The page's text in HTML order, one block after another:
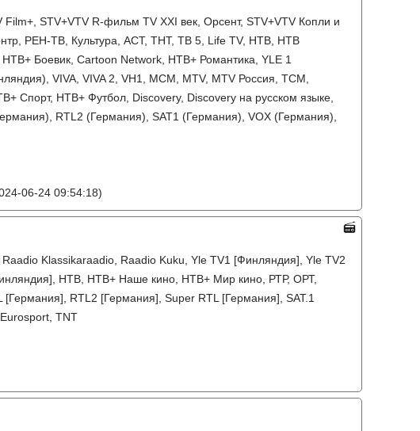
STV+VTV R-фильм TV XXI век, Орсент, STV+VTV Копли и
РЕН-ТВ, Культура, АСТ, ТНТ, ТВ 5, Life TV, НТВ, НТВ
Боевик, Cartoon Network, НТВ+ Романтика, YLE 1
VIVA, VIVA 2, VH1, MCM, MTV, MTV Россия, TCM,
Спорт, НТВ+ Футбол, Discovery, Discovery на русском языке,
RTL2 (Германия), SAT1 (Германия), VOX (Германия),
06-24 09:54:18)
Klassikaraadio, Raadio Kuku, Yle TV1 [Финляндия], Yle TV2
НТВ, НТВ+ Наше кино, НТВ+ Мир кино, РТР, ОРТ,
RTL2 [Германия], Super RTL [Германия], SAT.1
TNT